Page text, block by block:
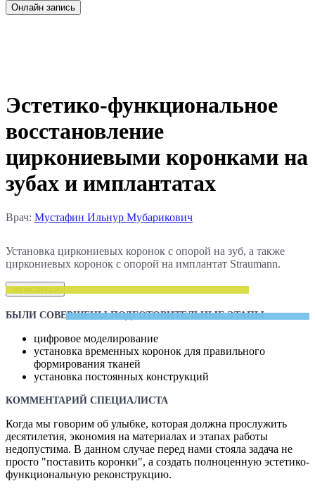
Oнлайн запись
Эстетико-функциональное
восстановление
циркониевыми коронками на
зубах и имплантатах
Врач: Мустафин Ильнур Мубарикович
Установка циркониевых коронок с опорой на зуб, а также
циркониевых коронок с опорой на имплантат Straumann.
записаться
БЫЛИ СОВЕРШЕНЫ ПОДГОТОВИТЕЛЬНЫЕ ЭТАПЫ
цифровое моделирование
установка временных коронок для правильного
формирования тканей
установка постоянных конструкций
КОММЕНТАРИЙ СПЕЦИАЛИСТА
Когда мы говорим об улыбке, которая должна прослужить
десятилетия, экономия на материалах и этапах работы
недопустима. В данном случае перед нами стояла задача не
просто "поставить коронки", а создать полноценную эстетико-
функциональную реконструкцию.